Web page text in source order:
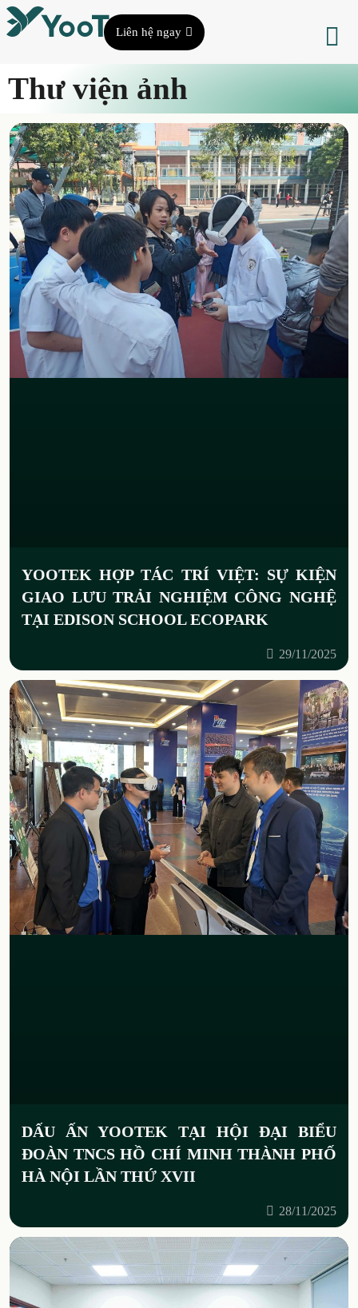
Liên hệ ngay
Thư viện ảnh
YOOTEK HỢP TÁC TRÍ VIỆT: SỰ KIỆN
GIAO LƯU TRẢI NGHIỆM CÔNG NGHỆ
TẠI EDISON SCHOOL ECOPARK
29/11/2025
DẤU ẤN YOOTEK TẠI HỘI ĐẠI BIỂU
ĐOÀN TNCS HỒ CHÍ MINH THÀNH PHỐ
HÀ NỘI LẦN THỨ XVII
28/11/2025